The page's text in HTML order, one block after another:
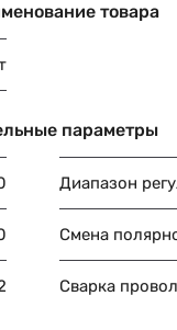
товара
параметры
Диапазон
Смена
Сварка